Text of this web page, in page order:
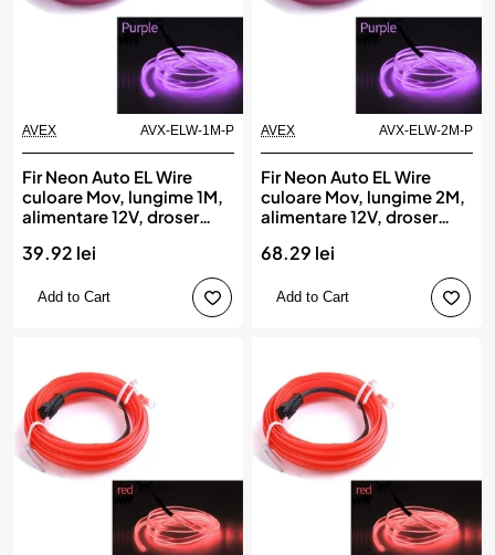
AVEX AVX-ELW-1M-P
Fir Neon Auto EL Wire
culoare Mov, lungime 1M,
alimentare 12V, droser
39.92 lei
Add to Cart
AVEX AVX-ELW-2M-P
Fir Neon Auto EL Wire
culoare Mov, lungime 2M,
alimentare 12V, droser
68.29 lei
Add to Cart